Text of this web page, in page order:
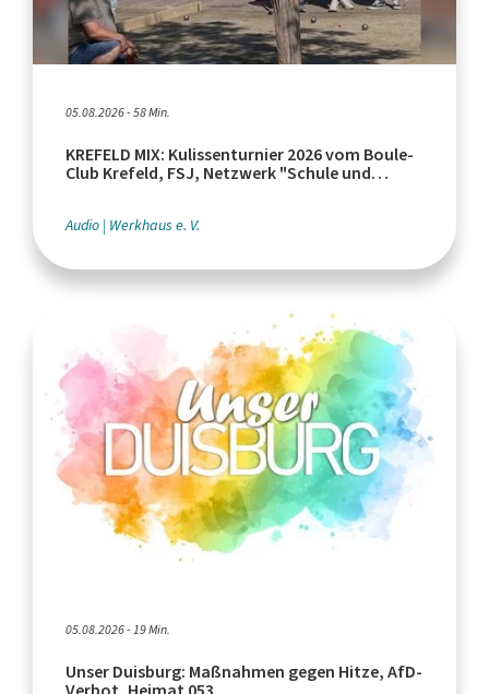
05.08.2026 - 58 Min.
KREFELD MIX: Kulissenturnier 2026 vom Boule-
Club Krefeld, FSJ, Netzwerk "Schule und
Audio Werkhaus e. V.
05.08.2026 - 19 Min.
Unser Duisburg: Maßnahmen gegen Hitze, AfD-